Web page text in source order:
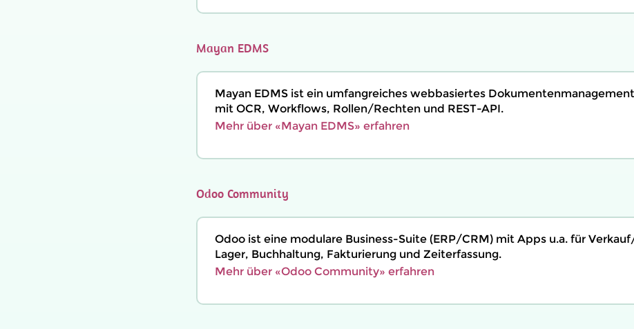
Mayan EDMS
Mayan EDMS ist ein umfangreiches webbasiertes
mit OCR, Workflows, Rollen/Rechten und REST-API.
Mehr über «Mayan EDMS» erfahren
Odoo Community
Odoo ist eine modulare Business-Suite (ERP/CRM) mit Apps u.a. für
Lager, Buchhaltung, Fakturierung und Zeiterfassung.
Mehr über «Odoo Community» erfahren